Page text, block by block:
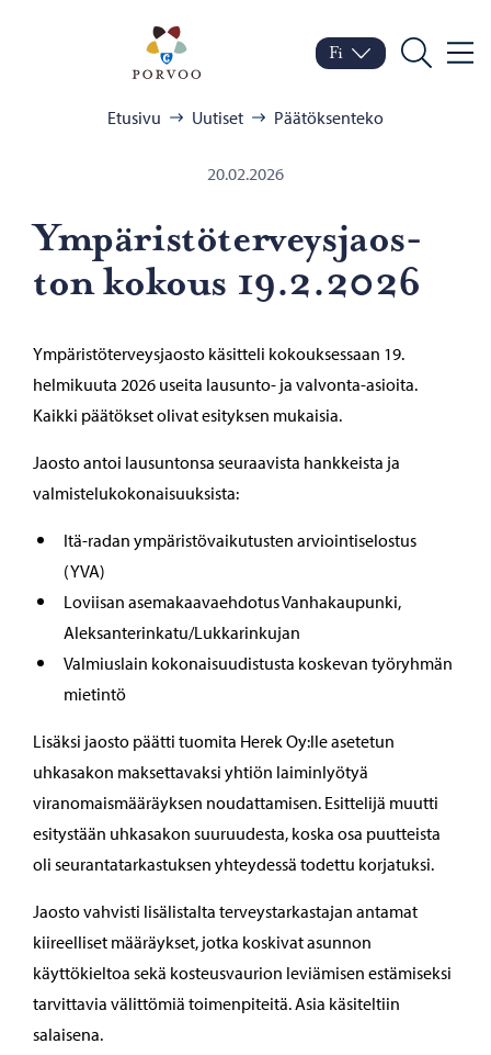
Porvoo – Siirry
Vaihda kieltä
Nykyinen kieli: Suomi
Fi
Hae
Etusivu Uutiset Päätöksenteko
20.02.2026
Ym­pä­ris­tö­ter­veys­jaos­
ton ko­kous 19.2.2026
Ympäristöterveysjaosto käsitteli kokouksessaan 19.
helmikuuta 2026 useita lausunto- ja valvonta-asioita.
Kaikki päätökset olivat esityksen mukaisia.
Jaosto antoi lausuntonsa seuraavista hankkeista ja
valmistelukokonaisuuksista:
Itä-radan ympäristövaikutusten arviointiselostus
(YVA)
Loviisan asemakaavaehdotus Vanhakaupunki,
Aleksanterinkatu/Lukkarinkujan
Valmiuslain kokonaisuudistusta koskevan työryhmän
mietintö
Lisäksi jaosto päätti tuomita Herek Oy:lle asetetun
uhkasakon maksettavaksi yhtiön laiminlyötyä
viranomaismääräyksen noudattamisen. Esittelijä muutti
esitystään uhkasakon suuruudesta, koska osa puutteista
oli seurantatarkastuksen yhteydessä todettu korjatuksi.
Jaosto vahvisti lisälistalta terveystarkastajan antamat
kiireelliset määräykset, jotka koskivat asunnon
käyttökieltoa sekä kosteusvaurion leviämisen estämiseksi
tarvittavia välittömiä toimenpiteitä. Asia käsiteltiin
salaisena.